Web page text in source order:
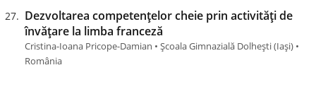
Dezvoltarea competențelor cheie prin activități de
învățare la limba franceză
Cristina-Ioana Pricope-Damian • Școala Gimnazială Dolhești (Iaşi) •
România